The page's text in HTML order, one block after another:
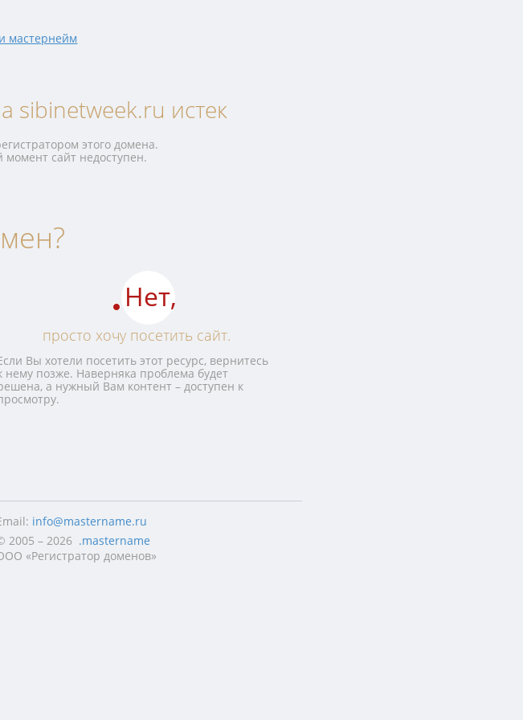
sibinetweek.ru истек
этого домена.
сайт недоступен.
Нет,
просто хочу посетить сайт.
Вы хотели посетить этот ресурс, вернитесь
нему позже. Наверняка проблема будет
а нужный Вам контент – доступен к
info@mastername.ru
2005 – 2026 .mastername
«Регистратор доменов»